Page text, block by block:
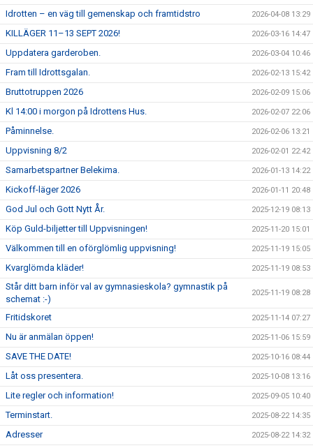
Idrotten – en väg till gemenskap och framtidstro 2026-04-08 13:29
KILLÄGER 11–13 SEPT 2026! 2026-03-16 14:47
Uppdatera garderoben. 2026-03-04 10:46
Fram till Idrottsgalan. 2026-02-13 15:42
Bruttotruppen 2026 2026-02-09 15:06
Kl 14:00 i morgon på Idrottens Hus. 2026-02-07 22:06
Påminnelse. 2026-02-06 13:21
Uppvisning 8/2 2026-02-01 22:42
Samarbetspartner Belekima. 2026-01-13 14:22
Kickoff-läger 2026 2026-01-11 20:48
God Jul och Gott Nytt År. 2025-12-19 08:13
Köp Guld-biljetter till Uppvisningen! 2025-11-20 15:01
Välkommen till en oförglömlig uppvisning! 2025-11-19 15:05
Kvarglömda kläder! 2025-11-19 08:53
Står ditt barn inför val av gymnasieskola? gymnastik på
schemat :-)
2025-11-19 08:28
Fritidskoret 2025-11-14 07:27
Nu är anmälan öppen! 2025-11-06 15:59
SAVE THE DATE! 2025-10-16 08:44
Låt oss presentera. 2025-10-08 13:16
Lite regler och information! 2025-09-05 10:40
Terminstart. 2025-08-22 14:35
Adresser 2025-08-22 14:32